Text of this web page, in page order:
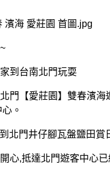
到台南北門玩耍
門【愛莊園】雙春濱海
。
北門井仔腳瓦盤鹽田賞
心,抵達北門遊客中心